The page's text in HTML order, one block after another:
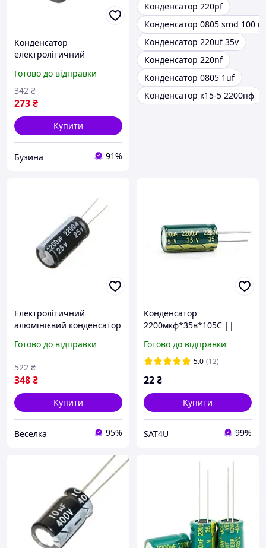
Конденсатор
електролітичний
4700мкФ 25В 105С buzyna
Готово до відправки
273₴
342 ₴
Купити
Бузина 91%
Конденсатор 220pf
Конденсатор 0805 smd 100 nf
Конденсатор 220uf 35v
Конденсатор 220nf
Конденсатор 0805 1uf
Конденсатор к15-5 2200пф
Електролітичний
алюмінієвий конденсатор
радіоаматорів та
Готово до відправки
348₴
522 ₴
Купити
Веселка 95%
Конденсатор
2200мкф*35в*105С ||
Готово до відправки
5.0 (12)
22₴
Купити
SAT4U 99%